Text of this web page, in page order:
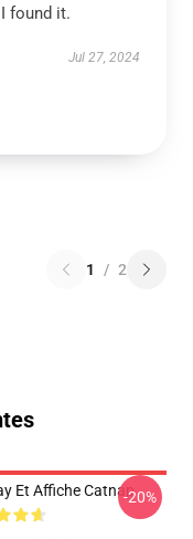
found it.
Jul 27, 2024
1 / 2
Et Affiche Catnap-20%